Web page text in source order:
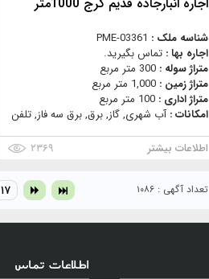
شناسه ملک : PME-03361
اجاره بها : تماس بگیرید.
متراژ سوله : 300 متر مربع
متراژ زمین : 1,000 متر مربع
متراژ اداری : 100 متر مربع
امکانات :آب شهری, گاز, برق, برق سه فاز, تلفن
اطلاعات بیشتر
۲۳۶۹
تعداد آگهی : ۱۰۸۶ ۱۷
اطلاعات تماس